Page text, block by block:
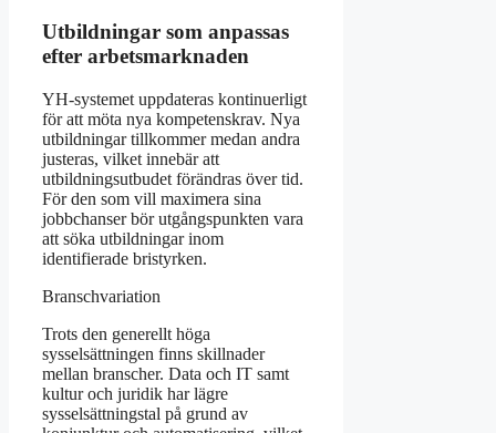
Utbildningar som anpassas
efter arbetsmarknaden
YH-systemet uppdateras kontinuerligt
för att möta nya kompetenskrav. Nya
utbildningar tillkommer medan andra
justeras, vilket innebär att
utbildningsutbudet förändras över tid.
För den som vill maximera sina
jobbchanser bör utgångspunkten vara
att söka utbildningar inom
identifierade bristyrken.
Branschvariation
Trots den generellt höga
sysselsättningen finns skillnader
mellan branscher. Data och IT samt
kultur och juridik har lägre
sysselsättningstal på grund av